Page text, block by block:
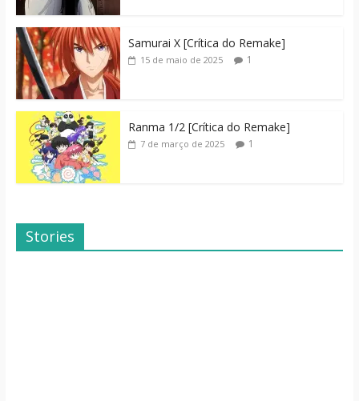
Samurai X [Crítica do Remake]
15 de maio de 2025 1
Ranma 1/2 [Crítica do Remake]
7 de março de 2025 1
Stories
Dicas de Filmes
Para o Fim de
Família Inusitada